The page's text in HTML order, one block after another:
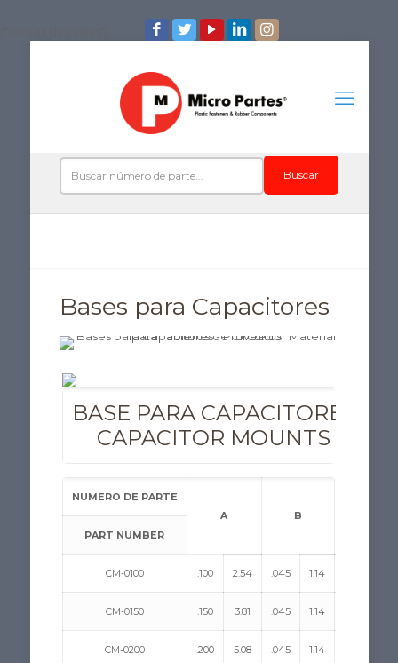
Buscar
Bases para Capacitores
BASE PARA CAPACITORES
CAPACITOR MOUNTS
NUMERO DE PARTE
A
B
PART NUMBER
CM-0100 .100 2.54 .045 1.14
CM-0150 .150 3.81 .045 1.14
CM-0200 .200 5.08 .045 1.14